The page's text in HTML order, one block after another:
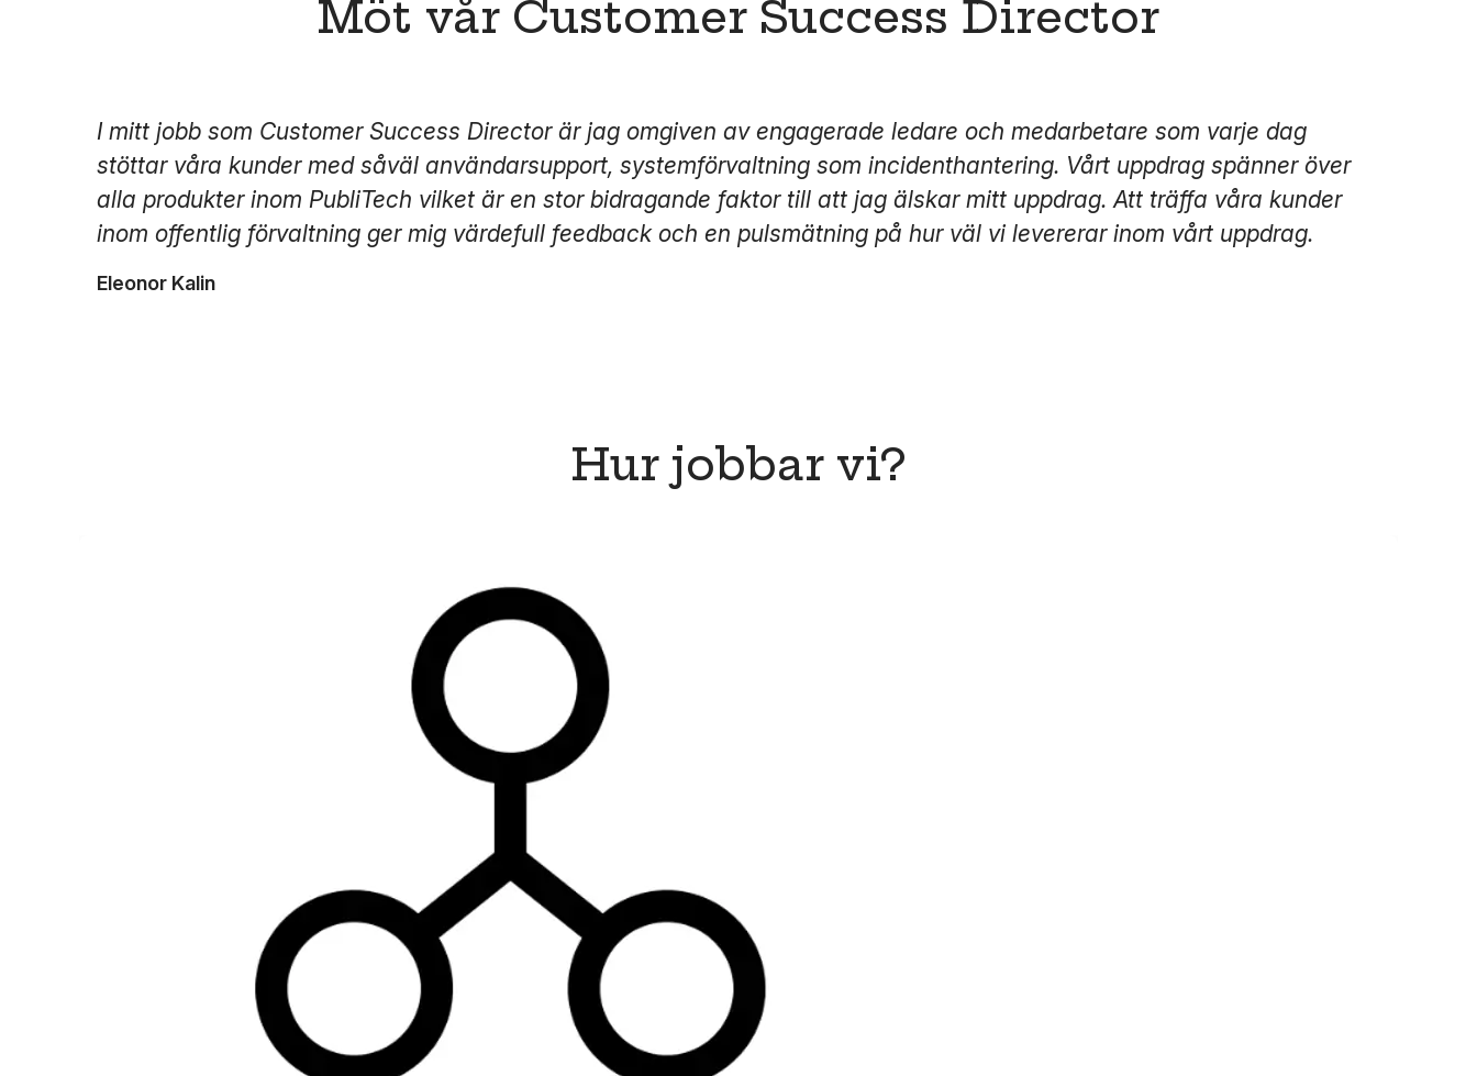
Möt vår Customer Success Director
I mitt jobb som Customer Success Director är jag omgiven av engagerade ledare och medarbetare som varje dag
stöttar våra kunder med såväl användarsupport, systemförvaltning som incidenthantering. Vårt uppdrag spänner över
alla produkter inom PubliTech vilket är en stor bidragande faktor till att jag älskar mitt uppdrag. Att träffa våra kunder
inom offentlig förvaltning ger mig värdefull feedback och en pulsmätning på hur väl vi levererar inom vårt uppdrag.
Eleonor Kalin
Hur jobbar vi?